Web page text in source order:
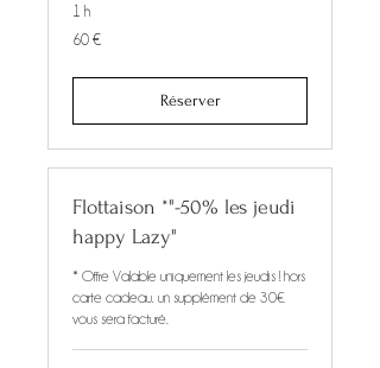
1 h
60
euros
60 €
Réserver
Flottaison *"-50% les jeudi
happy Lazy"
* Offre Valable uniquement les jeudis ! hors
carte cadeau. un supplément de 30€
vous sera facturé.